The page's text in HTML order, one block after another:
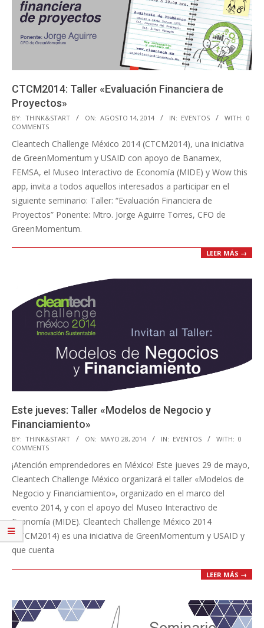
CTCM2014: Taller «Evaluación Financiera de
Proyectos»
2014-
08-
14
BY: THINK&START ON: AGOSTO 14, 2014 IN: EVENTOS WITH: 0
COMMENTS
Cleantech Challenge México 2014 (CTCM2014), una iniciativa
de GreenMomentum y USAID con apoyo de Banamex,
FEMSA, el Museo Interactivo de Economía (MIDE) y Wow this
app, invita a todos aquellos interesados a participar en el
siguiente seminario: Taller: “Evaluación Financiera de
Proyectos” Ponente: Mtro. Jorge Aguirre Torres, CFO de
GreenMomentum.
LEER MÁS →
Este jueves: Taller «Modelos de Negocio y
Financiamiento»
2014-
05-
28
BY: THINK&START ON: MAYO 28, 2014 IN: EVENTOS WITH: 0
COMMENTS
¡Atención emprendedores en México! Este jueves 29 de mayo,
Cleantech Challenge México organizará el taller «Modelos de
Negocio y Financiamiento», organizado en el marco del
evento 2014, y con el apoyo del Museo Interactivo de
Economía (MIDE). Cleantech Challenge México 2014
(CTCM2014) es una iniciativa de GreenMomentum y USAID y
que cuenta
LEER MÁS →